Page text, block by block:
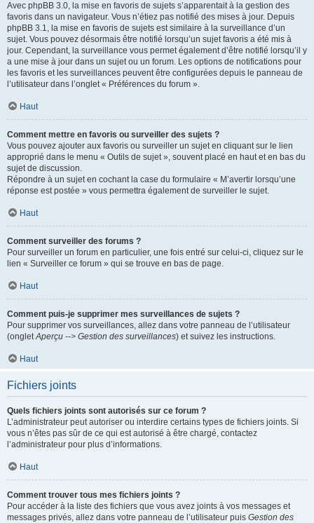
Avec phpBB 3.0, la mise en favoris de sujets s’apparentait à la gestion des
favoris dans un navigateur. Vous n’étiez pas notifié des mises à jour. Depuis
phpBB 3.1, la mise en favoris de sujets est similaire à la surveillance d’un
sujet. Vous pouvez désormais être notifié lorsqu’un sujet favoris a été mis à
jour. Cependant, la surveillance vous permet également d’être notifié lorsqu’il y
a une mise à jour dans un sujet ou un forum. Les options de notifications pour
les favoris et les surveillances peuvent être configurées depuis le panneau de
l’utilisateur dans l’onglet « Préférences du forum ».
Haut
Comment mettre en favoris ou surveiller des sujets ?
Vous pouvez ajouter aux favoris ou surveiller un sujet en cliquant sur le lien
approprié dans le menu « Outils de sujet », souvent placé en haut et en bas du
sujet de discussion.
Répondre à un sujet en cochant la case du formulaire « M’avertir lorsqu’une
réponse est postée » vous permettra également de surveiller le sujet.
Haut
Comment surveiller des forums ?
Pour surveiller un forum en particulier, une fois entré sur celui-ci, cliquez sur le
lien « Surveiller ce forum » qui se trouve en bas de page.
Haut
Comment puis-je supprimer mes surveillances de sujets ?
Pour supprimer vos surveillances, allez dans votre panneau de l’utilisateur
(ongletAperçu --> Gestion des surveillances) et suivez les instructions.
Haut
Fichiers joints
Quels fichiers joints sont autorisés sur ce forum ?
L’administrateur peut autoriser ou interdire certains types de fichiers joints. Si
vous n’êtes pas sûr de ce qui est autorisé à être chargé, contactez
l’administrateur pour plus d’informations.
Haut
Comment trouver tous mes fichiers joints ?
Pour accéder à la liste des fichiers que vous avez joints à vos messages et
messages privés, allez dans votre panneau de l’utilisateur puis Gestion des